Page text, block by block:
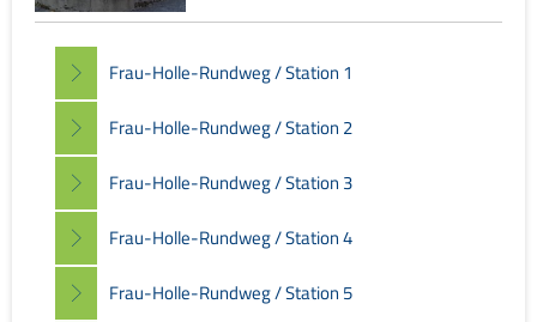
Frau-Holle-Rundweg / Station 1
Frau-Holle-Rundweg / Station 2
Frau-Holle-Rundweg / Station 3
Frau-Holle-Rundweg / Station 4
Frau-Holle-Rundweg / Station 5